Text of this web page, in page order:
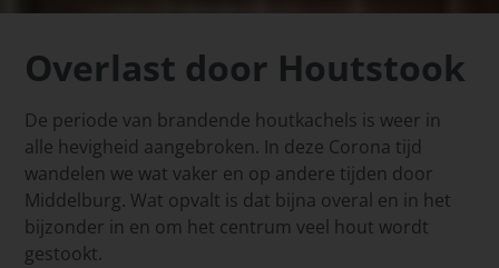
Overlast door Houtstook
De periode van brandende houtkachels is weer in
alle hevigheid aangebroken. In deze Corona tijd
wandelen we wat vaker en op andere tijden door
Middelburg. Wat opvalt is dat bijna overal en in het
bijzonder in en om het centrum veel hout wordt
gestookt.